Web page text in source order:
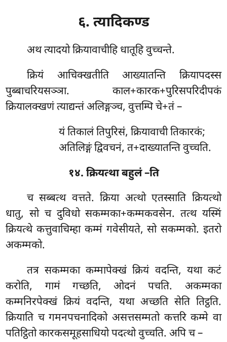
६. त्यादिकण्ड
अथत्यादयो क्रियावाचीहि धातूहि वुच्चन्ते.
क्रियं आचिक्खतीति आख्यातन्ति क्रियापदस्स
पुब्बाचरियसञ्ञा. काल+कारक+पुरिसपरिदीपकं
क्रियालक्खणं त्याद्यन्तं अलिङ्गञ्च, वुत्तम्पि चे+तं –
यं तिकालं तिपुरिसं, क्रियावाची तिकारकं;
अतिलिङ्गं द्विवचनं, त+दाख्यातन्ति वुच्चति.
१४. क्रियत्था बहुलं –ति
च सब्बत्थ वत्तते. क्रिया अत्थो एतस्साति क्रियत्थो
धातु, सो च दुविधो सकम्मका+कम्मकवसेन. तत्थ यस्मिं
क्रियत्थे कत्तुवाचिम्हा कम्मं गवेसीयते, सो सकम्मको. इतरो
अकम्मको.
तत्र सकम्मका कम्मापेक्खं क्रियं वदन्ति, यथा कटं
करोति, गामं गच्छति, ओदनं पचति. अकम्मका
कम्मनिरपेक्खं क्रियं वदन्ति, यथा अच्छति सेति तिट्ठति.
क्रियाति च गमनपचनादिको असत्तसम्मतो कत्तरि कम्मे वा
पतिट्ठितो कारकसमूहसाधियो पदत्थो वुच्चति. अपि च –